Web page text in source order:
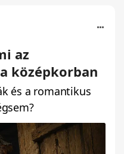
az
középkorban
és a romantikus